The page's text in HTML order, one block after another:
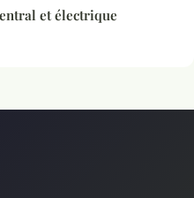
et électrique